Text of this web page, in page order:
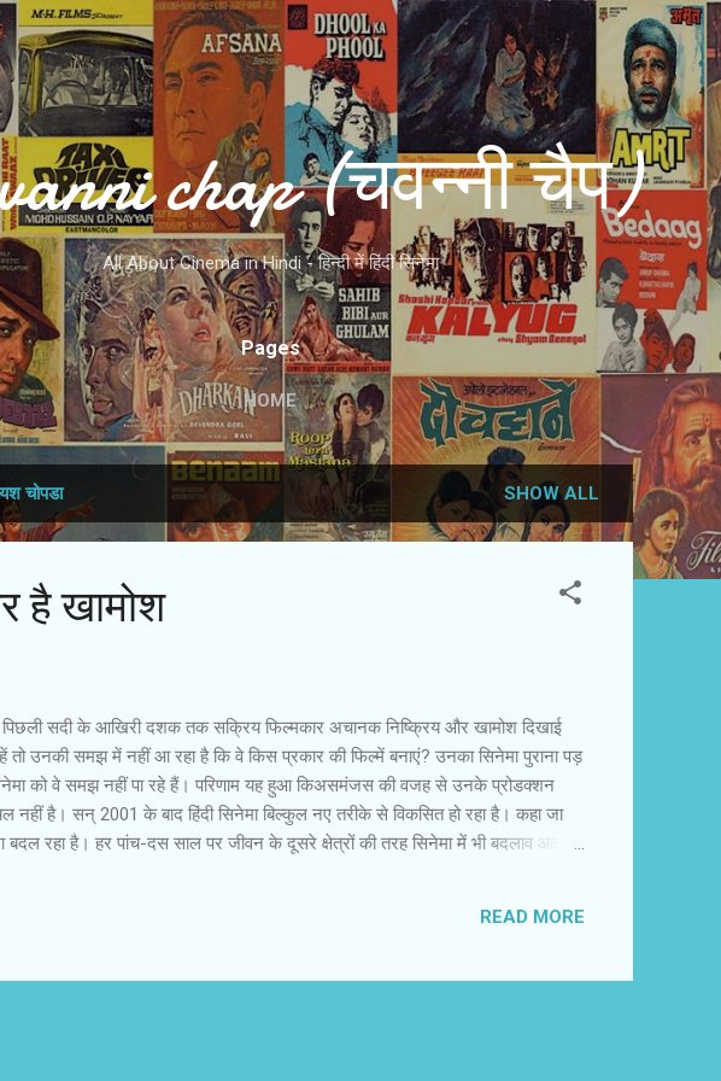
Skip to main content
chap (चवन्नी चैप)
All About Cinema in Hindi - हिन्दी में हिंदी सिनेमा
Pages
HOME
यश चोपडा SHOW ALL
है खामोश
सदी के आखिरी दशक तक सक्रिय फिल्मकार अचानक निष्क्रिय और खामोश दिखाई
उनकी समझ में नहीं आ रहा है कि वे किस प्रकार की फिल्में बनाएं? उनका सिनेमा पुराना पड़
को वे समझ नहीं पा रहे हैं। परिणाम यह हुआ किअसमंजस की वजह से उनके प्रोडक्शन
नहीं है। सन् 2001 के बाद हिंदी सिनेमा बिल्कुल नए तरीके से विकसित हो रहा है। कहा जा
बदल रहा है। हर पांच-दस साल पर जीवन के दूसरे क्षेत्रों की तरह सिनेमा में भी बदलाव आता
की फिल्म नहीं है। यश चोपड़ा, सुभाष घई, जेपी दत्ता जैसे दर्जनों दिग्गज अब सिर्फ समारोहों की
ने कमान संभाल ली है। अब वे तय कर रहे हैं कि ...
READ MORE